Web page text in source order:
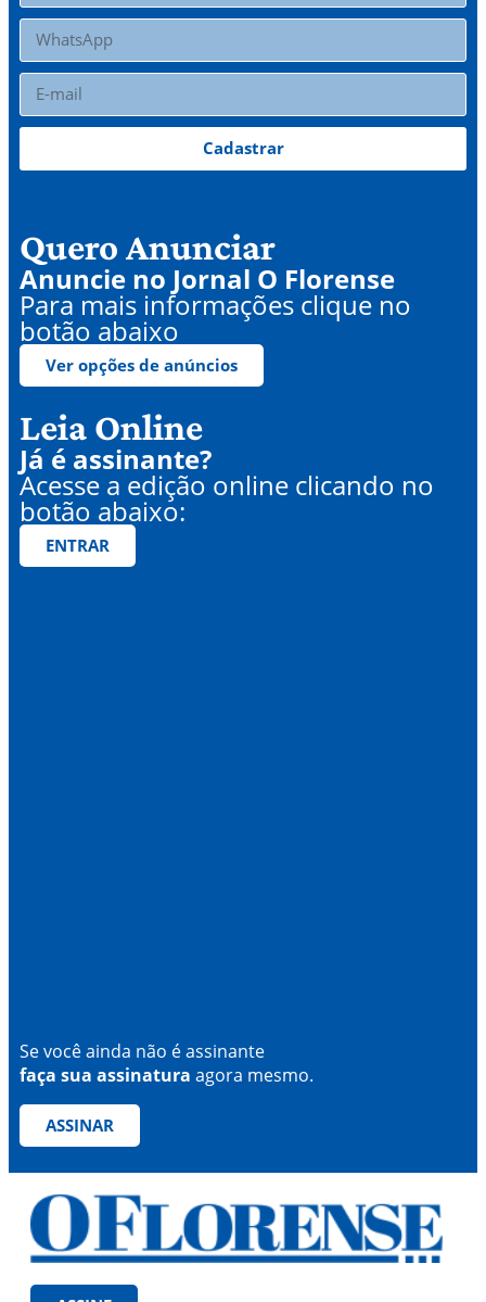
Cadastrar
Quero Anunciar
Anuncie no Jornal O Florense
Para mais informações clique no
botão abaixo
Ver opções de anúncios
Leia Online
Já é assinante?
Acesse a edição online clicando no
botão abaixo:
ENTRAR
Se você ainda não é assinante
faça sua assinatura agora mesmo.
ASSINAR